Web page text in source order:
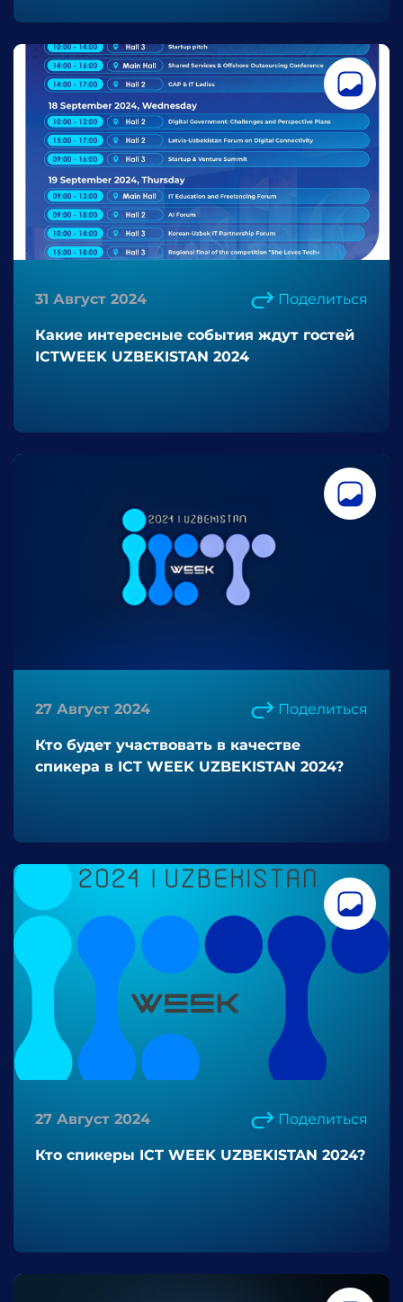
31 Август 2024 Поделиться
Какие интересные события ждут гостей
ICTWEEK UZBEKISTAN 2024
27 Август 2024 Поделиться
Кто будет участвовать в качестве
спикера в ICT WEEK UZBEKISTAN 2024?
27 Август 2024 Поделиться
Кто спикеры ICT WEEK UZBEKISTAN 2024?